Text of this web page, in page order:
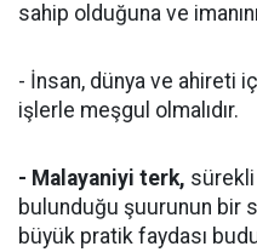
sahip olduğuna ve
- İnsan, dünya ve ahireti
işlerle meşgul olmalıdır.
- Malayaniyi terk, sürekli
bulunduğu şuurunun bir
büyük pratik faydası